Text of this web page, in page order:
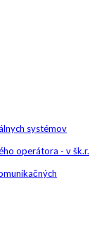
systémov
operátora - v šk.r.